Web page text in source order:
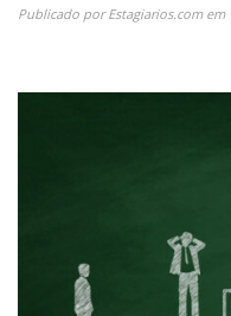
Publicado porEstagiarios.comem